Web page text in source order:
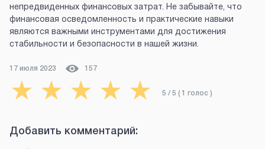
непредвиденных финансовых затрат. Не забывайте, что
финансовая осведомленность и практические навыки
являются важными инструментами для достижения
стабильности и безопасности в нашей жизни.
17 июля 2023 157
★ ★ ★ ★ ★ 5 / 5 ( 1 голос )
Добавить комментарий: